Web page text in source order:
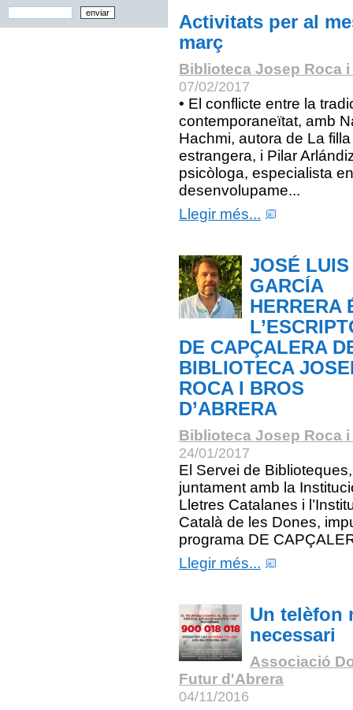
Activitats per al
març
Biblioteca Josep Roca
07/02/2017
• El conflicte entre la
contemporaneïtat, amb
Hachmi, autora de La filla
estrangera, i Pilar
psicòloga, especialista en
desenvolupame...
Llegir més...
JOSÉ LUIS
GARCÍA
HERRERA
DE CAPÇALERA
BIBLIOTECA
ROCA I BROS
D’ABRERA
Biblioteca Josep Roca
24/01/2017
El Servei de Biblioteques,
juntament amb la
Lletres Catalanes i
Català de les Dones,
programa DE
Llegir més...
Un telèfon
necessari
Associació
Futur d'Abrera
04/11/2016